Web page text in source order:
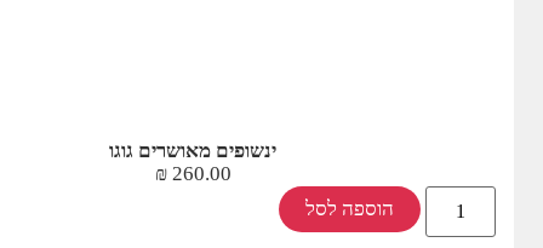
ינשופים מאושרים גוגו
260.00
₪
הוספה לסל